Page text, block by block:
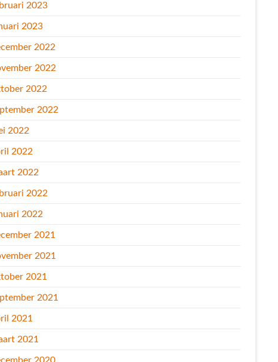
2023
2023
2022
2022
2022
2022
2022
2022
2022
2022
2022
2021
2021
2021
2021
2021
2021